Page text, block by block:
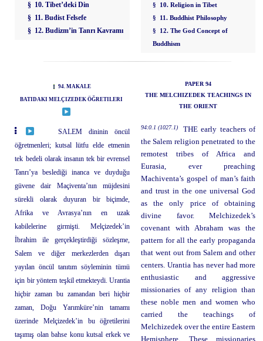
§ 10. Tibet’deki Din
§ 11. Budist Felsefe
§ 12. Budizm’in Tanrı Kavramı
§ 10. Religion in Tibet
§ 11. Buddhist Philosophy
§ 12. The God Concept of
Buddhism
94. MAKALE
BATIDAKI MELÇIZEDEK ÖĞRETILERI
PAPER 94
THE MELCHIZEDEK TEACHINGS IN
THE ORIENT
SALEM dininin öncül
öğretmenleri; kutsal lütfu elde etmenin
tek bedeli olarak insanın tek bir evrensel
Tanrı’ya beslediği inanca ve duyduğu
güvene dair Maçiventa’nın müjdesini
sürekli olarak duyuran bir biçimde,
Afrika ve Avrasya’nın en uzak
kabilelerine girmişti. Melçizedek’in
İbrahim ile gerçekleştirdiği sözleşme,
Salem ve diğer merkezlerden dışarı
yayılan öncül tanıtım söyleminin tümü
için bir yöntem teşkil etmekteydi. Urantia
hiçbir zaman bu zamandan beri hiçbir
zaman, Doğu Yarımküre’nin tamamı
üzerinde Melçizedek’in bu öğretilerini
taşımış olan bahse konu kutsal erkek ve
94:0.1 (1027.1)
THE early teachers of
the Salem religion penetrated to the
remotest tribes of Africa and
Eurasia, ever preaching
Machiventa’s gospel of man’s faith
and trust in the one universal God
as the only price of obtaining
divine favor. Melchizedek’s
covenant with Abraham was the
pattern for all the early propaganda
that went out from Salem and other
centers. Urantia has never had more
enthusiastic and aggressive
missionaries of any religion than
these noble men and women who
carried the teachings of
Melchizedek over the entire Eastern
Hemisphere. These missionaries